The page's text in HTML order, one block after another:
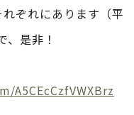
ぞれにあります（平
是非！